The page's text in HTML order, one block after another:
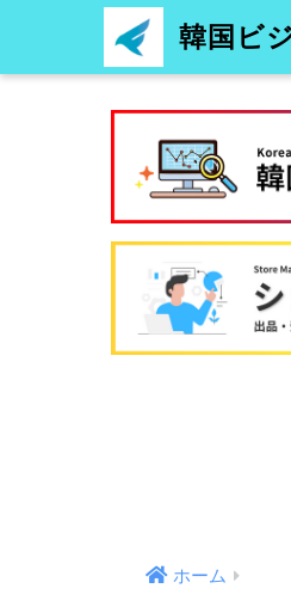
韓国ビ
ホーム